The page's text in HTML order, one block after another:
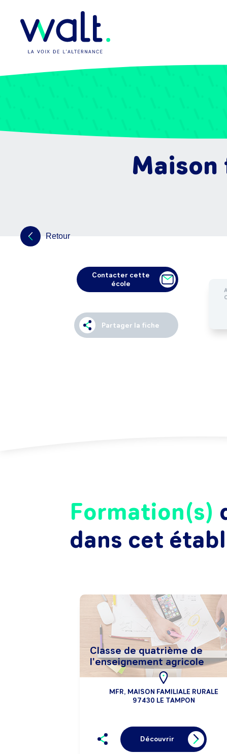
Maison
Retour
Contacter cette
école
Partager la fiche
Formation(s)
dans cet
Classe de quatrième de
l'enseignement agricole
MFR, MAISON FAMILIALE RURALE
97430 LE TAMPON
Découvrir